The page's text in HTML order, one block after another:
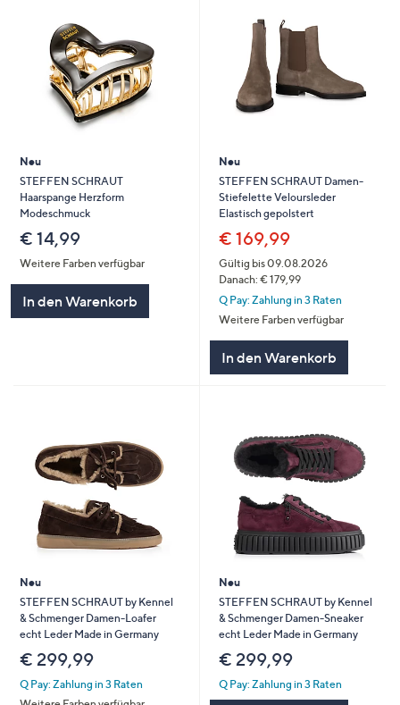
Neu
STEFFEN SCHRAUT
Haarspange Herzform
Modeschmuck
€ 14,99
Weitere Farben verfügbar
In den Warenkorb
Neu
STEFFEN SCHRAUT Damen-
Stiefelette Veloursleder
Elastisch gepolstert
€ 169,99
Gültig bis 09.08.2026
Danach: € 179,99
Q Pay: Zahlung in 3 Raten
Weitere Farben verfügbar
In den Warenkorb
Neu
STEFFEN SCHRAUT by Kennel
& Schmenger Damen-Loafer
echt Leder Made in Germany
€ 299,99
Q Pay: Zahlung in 3 Raten
Neu
STEFFEN SCHRAUT by Kennel
& Schmenger Damen-Sneaker
echt Leder Made in Germany
€ 299,99
Q Pay: Zahlung in 3 Raten